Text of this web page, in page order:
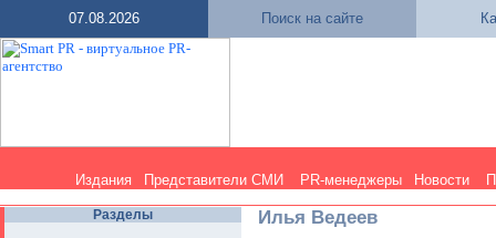
07.08.2026 Поиск на сайте
Издания Представители СМИ PR-менеджеры Новости
Разделы Илья Ведеев